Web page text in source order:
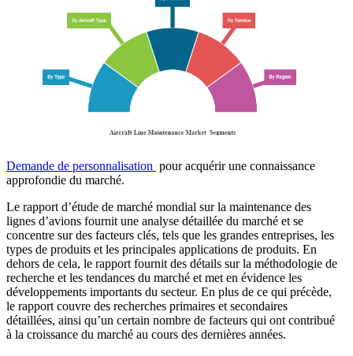
Demande de personnalisation pour acquérir une connaissance
approfondie du marché.
Le rapport d’étude de marché mondial sur la maintenance des
lignes d’avions fournit une analyse détaillée du marché et se
concentre sur des facteurs clés, tels que les grandes entreprises, les
types de produits et les principales applications de produits. En
dehors de cela, le rapport fournit des détails sur la méthodologie de
recherche et les tendances du marché et met en évidence les
développements importants du secteur. En plus de ce qui précède,
le rapport couvre des recherches primaires et secondaires
détaillées, ainsi qu’un certain nombre de facteurs qui ont contribué
à la croissance du marché au cours des dernières années.